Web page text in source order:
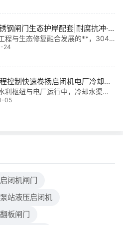
水利工程金属结构设计与现场安装
与过多个大型项目，深知一个“量身
钢闸门生态护岸配套|耐腐抗冲·
态的“钢铁卫士”
程与生态修复融合发展的**，304
门生态护岸配套已成为高要求水体
核心装备。它不仅承担着调控水
排涝的关键功能，更在保障水质安
生态平衡中发挥不可替代的作用。
24
控制快速卷扬启闭机电厂冷却水
控新标杆
利枢纽与电厂运行中，冷却水渠道
直接关系到机组安全与能效稳定。
多个重大项目，深知一个可靠的启
05
闭机闸门
泵站液压启闭机
板闸门